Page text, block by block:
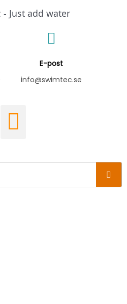
E-post
info@swimtec.se